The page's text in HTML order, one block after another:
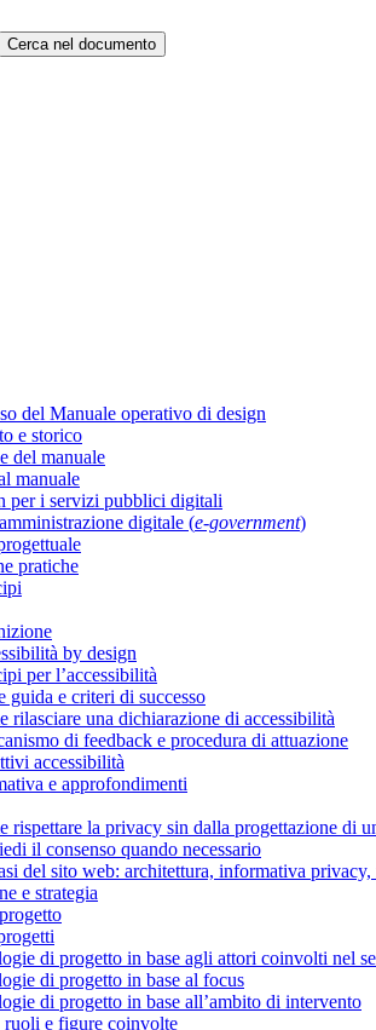
Cerca nel documento
del Manuale operativo di design
e storico
del manuale
manuale
per i servizi pubblici digitali
digitale (e-government)
pratiche
by design
per l’accessibilità
guida e criteri di successo
rilasciare una dichiarazione di accessibilità
di feedback e procedura di attuazione
accessibilità
e approfondimenti
rispettare la privacy sin dalla progettazione di
il consenso quando necessario
del sito web: architettura, informativa
e strategia
di progetto in base agli attori coinvolti nel
di progetto in base al focus
di progetto in base all’ambito di intervento
ruoli e figure coinvolte